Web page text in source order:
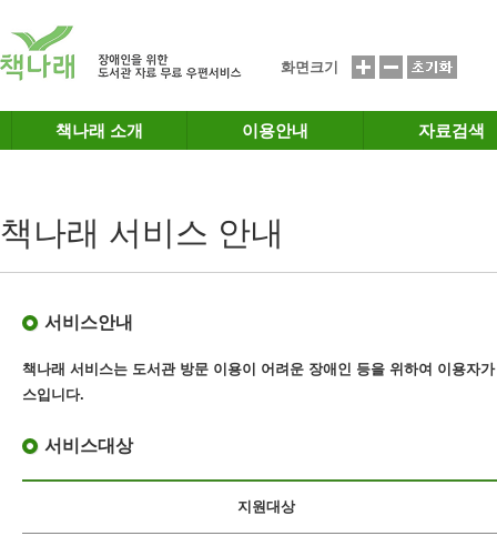
화면크기
책나래 소개 이용안내 자료검색
책나래 서비스 안내
서비스안내
책나래 서비스는 도서관 방문 이용이 어려운 장애인 등을 위하여 이용자
스입니다.
서비스대상
지원대상